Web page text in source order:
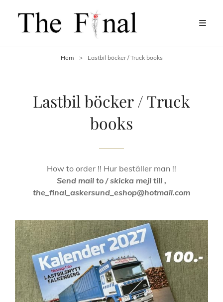
Hem > Lastbil böcker / Truck books
Lastbil böcker / Truck
books
How to order !! Hur beställer man !!
Send mail to / skicka mejl till ,
the_final_askersund_eshop@hotmail.com